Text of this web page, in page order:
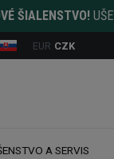
ŠIALENSTVO!
EUR CZK
A SERVIS